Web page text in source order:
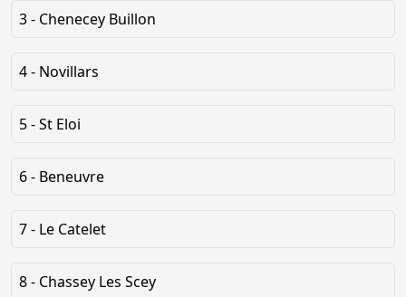
3 - Chenecey Buillon
4 - Novillars
5 - St Eloi
6 - Beneuvre
7 - Le Catelet
8 - Chassey Les Scey